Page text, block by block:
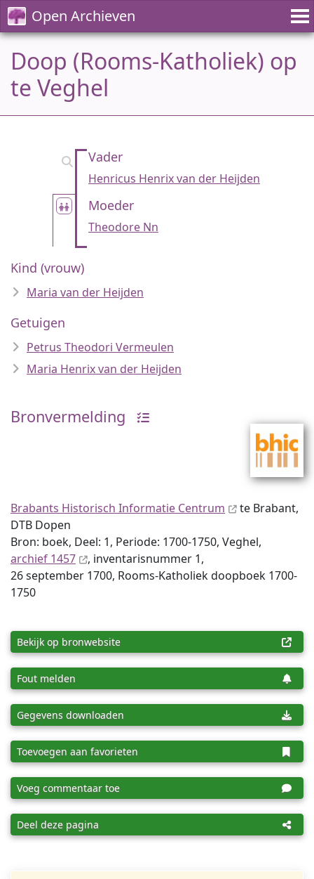
Open Archieven
Doop (Rooms-Katholiek) op
te Veghel
Vader
Henricus Henrix van der Heijden
Moeder
Theodore Nn
Kind (vrouw)
Maria van der Heijden
Getuigen
Petrus Theodori Vermeulen
Maria Henrix van der Heijden
Bronvermelding
Brabants Historisch Informatie Centrum
te Brabant,
DTB Dopen
Bron: boek, Deel: 1, Periode: 1700-1750, Veghel,
archief 1457
, inventaris­num­mer 1,
26 september 1700, Rooms-Katholiek doopboek 1700-
1750
Bekijk op bronwebsite
Fout melden
Gegevens downloaden
Toevoegen aan favorieten
Voeg commentaar toe
Deel deze pagina